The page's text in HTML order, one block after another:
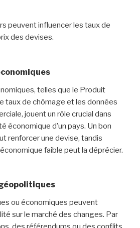
peuvent influencer les taux de
des devises.
telles que le Produit
taux de chômage et les données
jouent un rôle crucial dans
économique d’un pays. Un bon
renforcer une devise, tandis
faible peut la déprécier.
ou économiques peuvent
sur le marché des changes. Par